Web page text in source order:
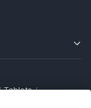
Tablets /